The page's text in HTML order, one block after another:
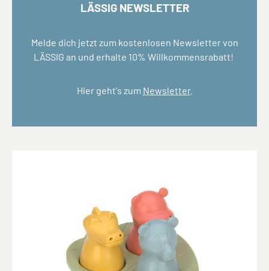
LÄSSIG NEWSLETTER
Melde dich jetzt zum kostenlosen Newsletter von
LÄSSIG an und erhalte 10% Willkommensrabatt!
Hier geht's zum Newsletter.